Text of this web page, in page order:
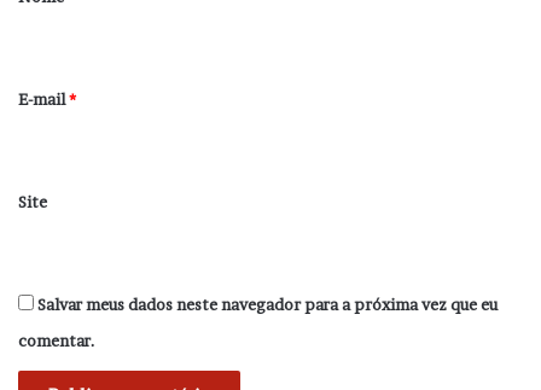
*
E-mail*
Site
Salvar meus dados neste navegador para a próxima vez que eu
comentar.